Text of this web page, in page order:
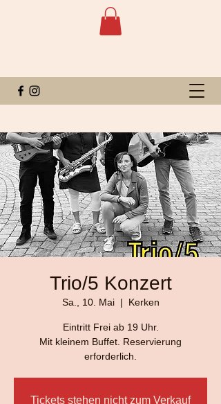
Trio/5 Konzert
Sa., 10. Mai
  |
Kerken
Eintritt Frei ab 19 Uhr.
Mit kleinem Buffet. Reservierung
erforderlich.
Tickets stehen nicht zum Verkauf